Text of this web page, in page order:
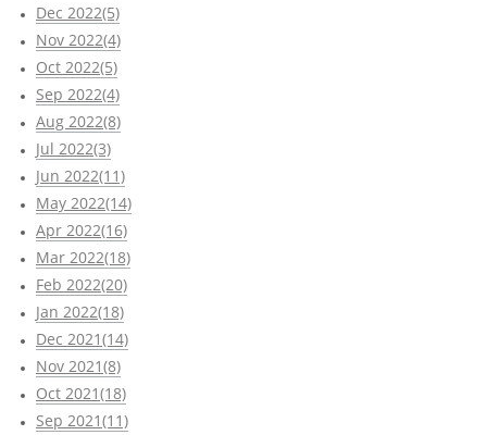
Dec 2022(5)
Nov 2022(4)
Oct 2022(5)
Sep 2022(4)
Aug 2022(8)
Jul 2022(3)
Jun 2022(11)
May 2022(14)
Apr 2022(16)
Mar 2022(18)
Feb 2022(20)
Jan 2022(18)
Dec 2021(14)
Nov 2021(8)
Oct 2021(18)
Sep 2021(11)